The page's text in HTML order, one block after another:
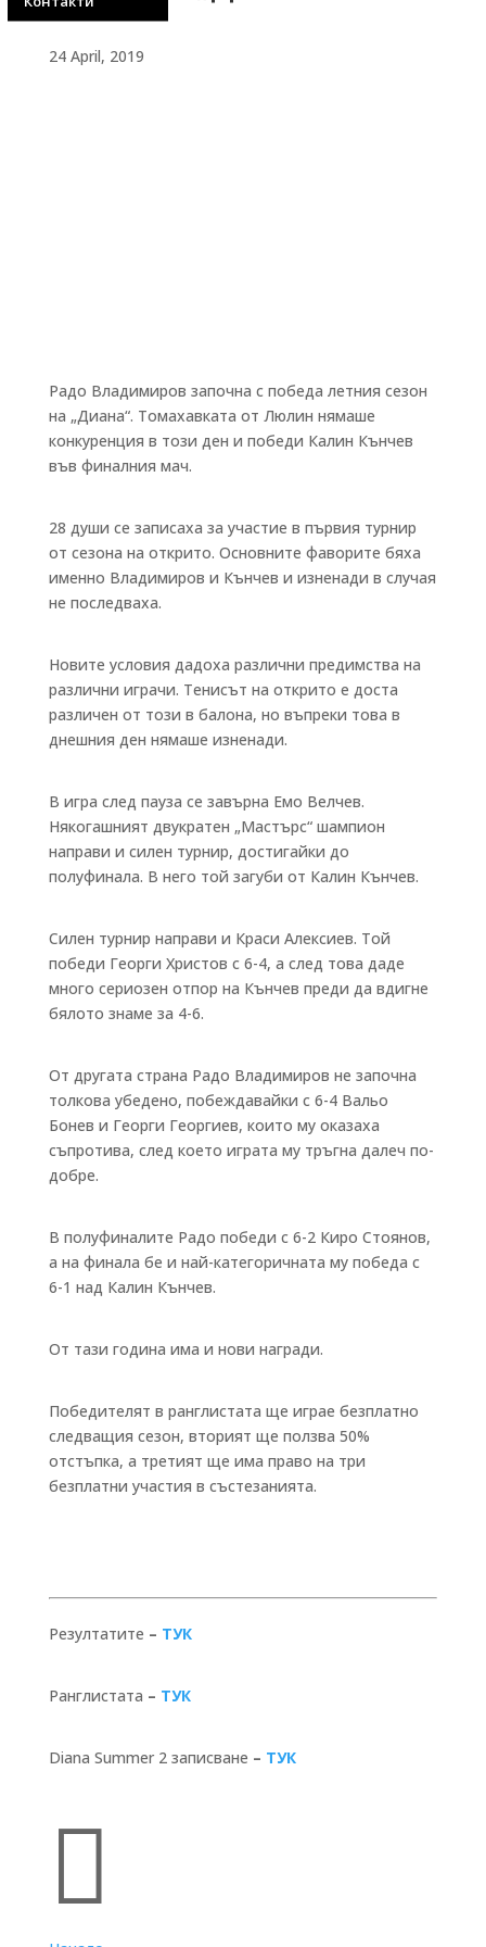
24 April, 2019
Радо Владимиров започна с победа летния сезон
на „Диана“. Томахавката от Люлин нямаше
конкуренция в този ден и победи Калин Кънчев
във финалния мач.
28 души се записаха за участие в първия турнир
от сезона на открито. Основните фаворите бяха
именно Владимиров и Кънчев и изненади в случая
не последваха.
Новите условия дадоха различни предимства на
различни играчи. Тенисът на открито е доста
различен от този в балона, но въпреки това в
днешния ден нямаше изненади.
В игра след пауза се завърна Емо Велчев.
Някогашният двукратен „Мастърс“ шампион
направи и силен турнир, достигайки до
полуфинала. В него той загуби от Калин Кънчев.
Силен турнир направи и Краси Алексиев. Той
победи Георги Христов с 6-4, а след това даде
много сериозен отпор на Кънчев преди да вдигне
бялото знаме за 4-6.
От другата страна Радо Владимиров не започна
толкова убедено, побеждавайки с 6-4 Вальо
Бонев и Георги Георгиев, които му оказаха
съпротива, след което играта му тръгна далеч по-
добре.
В полуфиналите Радо победи с 6-2 Киро Стоянов,
а на финала бе и най-категоричната му победа с
6-1 над Калин Кънчев.
От тази година има и нови награди.
Победителят в ранглистата ще играе безплатно
следващия сезон, вторият ще ползва 50%
отстъпка, а третият ще има право на три
безплатни участия в състезанията.
Резултатите – ТУК
Ранглистата – ТУК
Diana Summer 2 записване – ТУК
